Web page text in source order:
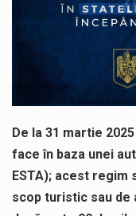
De la 31 martie
face în baza unei
ESTA); acest
scop turistic sau de